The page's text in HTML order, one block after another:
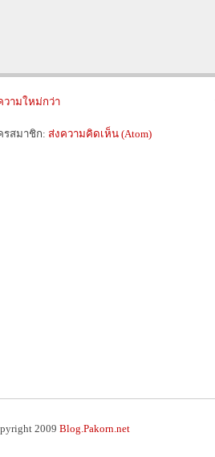
วามใหม่กว่า
รสมาชิก: ส่งความคิดเห็น (Atom)
2009 Blog.Pakorn.net